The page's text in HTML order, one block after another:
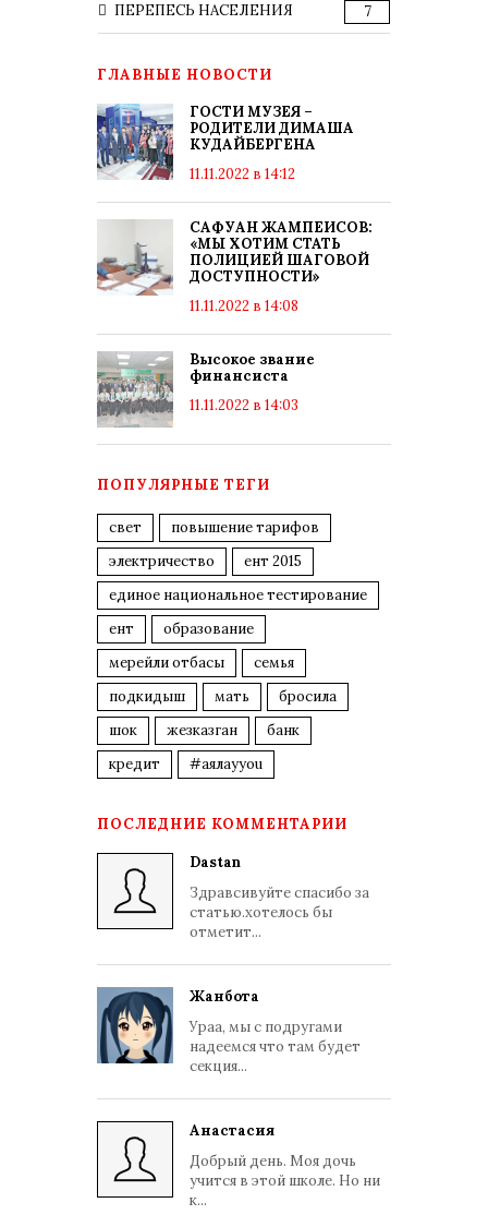
ПЕРЕПЕСЬ НАСЕЛЕНИЯ 7
ГЛАВНЫЕ НОВОСТИ
ГОСТИ МУЗЕЯ –
РОДИТЕЛИ ДИМАША
КУДАЙБЕРГЕНА
11.11.2022 в 14:12
САФУАН ЖАМПЕИСОВ:
«МЫ ХОТИМ СТАТЬ
ПОЛИЦИЕЙ ШАГОВОЙ
ДОСТУПНОСТИ»
11.11.2022 в 14:08
Высокое звание
финансиста
11.11.2022 в 14:03
ПОПУЛЯРНЫЕ ТЕГИ
свет
повышение тарифов
электричество
ент 2015
единое национальное тестирование
ент
образование
мерейли отбасы
семья
подкидыш
мать
бросила
шок
жезказган
банк
кредит
#аялауyou
ПОСЛЕДНИЕ КОММЕНТАРИИ
Dastan
Здравсивуйте спасибо за
статью.хотелось бы
отметит...
Жанбота
Ураа, мы с подругами
надеемся что там будет
секция...
Анастасия
Добрый день. Моя дочь
учится в этой школе. Но ни
к...